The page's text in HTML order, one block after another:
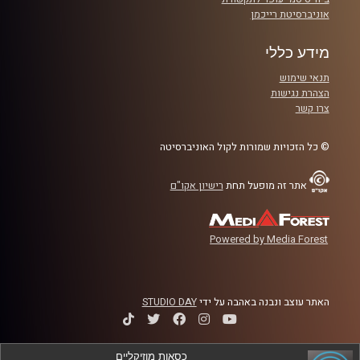
אוניברסיטת רייכמן
מידע כללי
תנאי שימוש
הצהרת נגישות
צרו קשר
© כל הזכויות שמורות לקול האוניברסיטה
אתר זה מופעל תחת רישיון אקו"ם
Powered by Media Forest
האתר עוצב ונבנה באהבה על ידיSTUDIO DAY
כסאות מוזיקליים